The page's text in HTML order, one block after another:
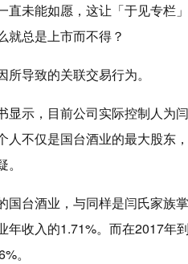
直未能如愿，这让「于见专栏
就总是上市而不得？
导致的关联交易行为。
显示，目前公司实际控制人为
人不仅是国台酒业的最大股东
国台酒业，与同样是闫氏家族
年收入的1.71%。而在2017年
。